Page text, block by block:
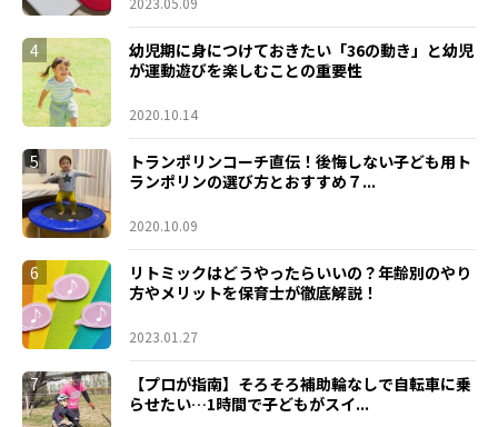
4
幼児期に身につけておきたい「36の動き」と幼児
が運動遊びを楽しむことの重要性
2020.10.14
5
トランポリンコーチ直伝！後悔しない子ども用ト
ランポリンの選び方とおすすめ７...
2020.10.09
6
リトミックはどうやったらいいの？年齢別のやり
方やメリットを保育士が徹底解説！
2023.01.27
7
【プロが指南】そろそろ補助輪なしで自転車に乗
らせたい…1時間で子どもがスイ...